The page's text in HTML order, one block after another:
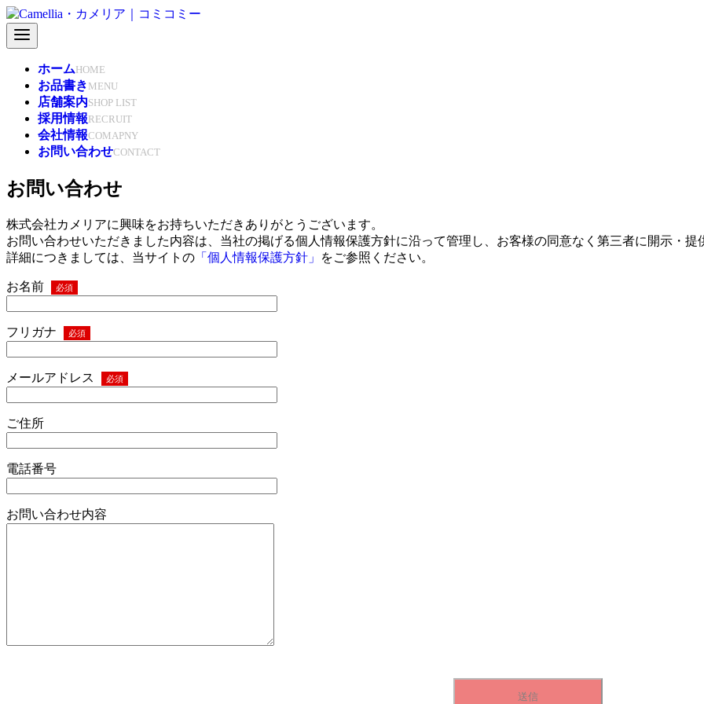
コ
ン
テ
ホームHOME
お品書き MENU
店舗案内SHOP LIST
採用情報RECRUIT
会社情報COMAPNY
お問い合わせCONTACT
お問い合わせ
株式会社カメリアに興味をお持ちいただきありがとうございます。
お問い合わせいただきました内容は、当社の掲げる個人情報保護方針に沿って管理し、お客様の同意なく第三者に開示・提
詳細につきましては、当サイトの 「個人情報保護方針」 をご参照ください。
お名前 必須
フリガナ 必須
メールアドレス 必須
ご住所
電話番号
お問い合わせ内容